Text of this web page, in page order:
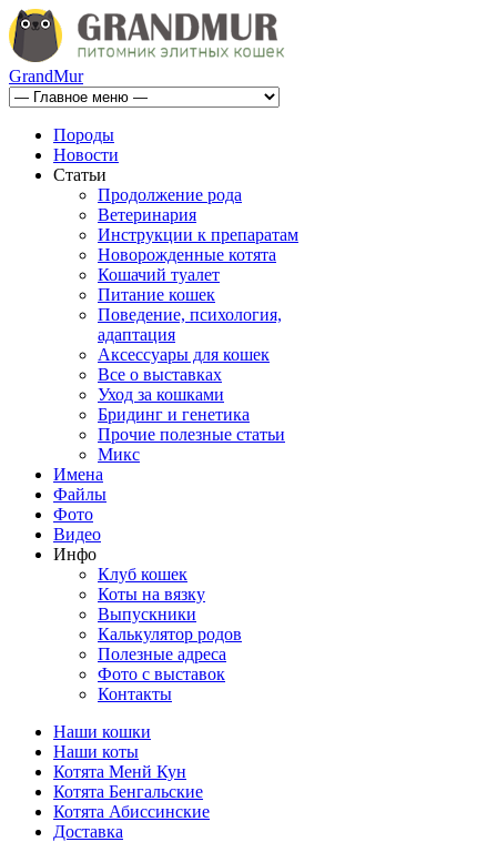
GrandMur
Породы
Новости
Статьи
Продолжение рода
Ветеринария
Инструкции к препаратам
Новорожденные котята
Кошачий туалет
Питание кошек
Поведение, психология,
адаптация
Аксессуары для кошек
Все о выставках
Уход за кошками
Бридинг и генетика
Прочие полезные статьи
Микс
Имена
Файлы
Фото
Видео
Инфо
Клуб кошек
Коты на вязку
Выпускники
Калькулятор родов
Полезные адреса
Фото с выставок
Контакты
Наши кошки
Наши коты
Котята Менй Кун
Котята Бенгальские
Котята Абиссинские
Доставка